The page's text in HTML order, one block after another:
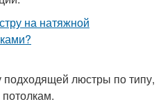
люстры по типу,